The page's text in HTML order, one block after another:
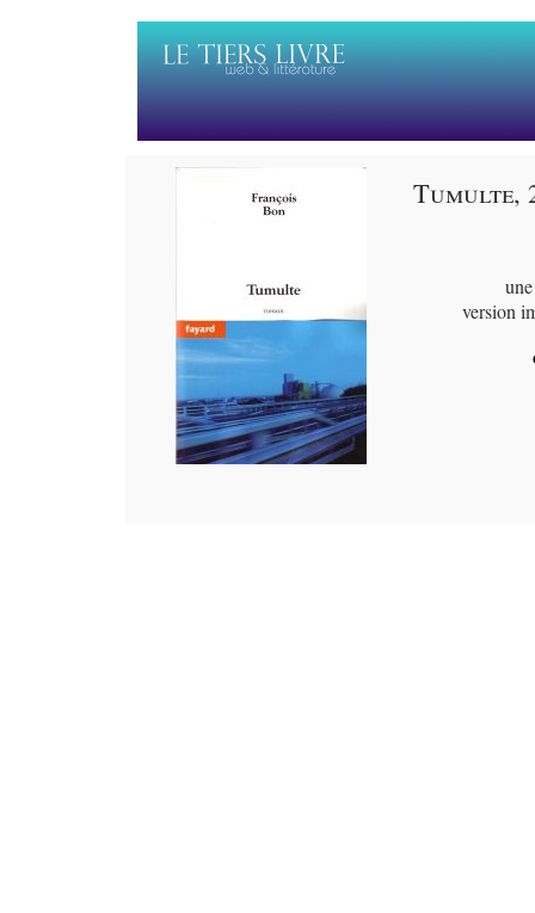
Tumulte,
version